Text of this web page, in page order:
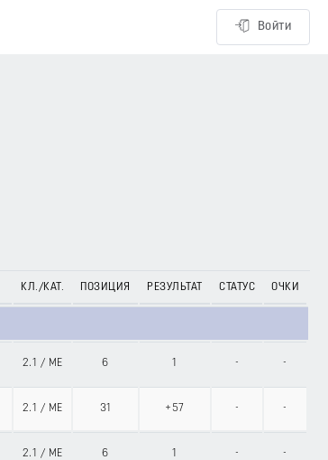
Войти
КЛ./КАТ. ПОЗИЦИЯ РЕЗУЛЬТАТ СТАТУС ОЧКИ
2.1 / ME 6 1 - -
2.1 / ME 31 +57 - -
2.1 / ME 6 1 - -